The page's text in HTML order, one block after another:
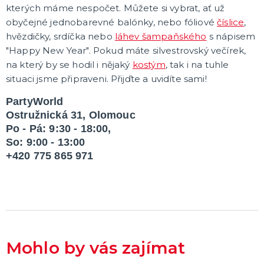
kterých máme nespočet. Můžete si vybrat, ať už
obyčejné jednobarevné balónky, nebo fóliovéčíslice,
hvězdičky, srdíčka nebo láhev šampaňského s nápisem
"Happy New Year". Pokud máte silvestrovský večírek,
na který by se hodil i nějaký kostým, tak i na tuhle
situaci jsme připraveni. Přijďte a uvidíte sami!
PartyWorld
Ostružnická 31, Olomouc
Po - Pá: 9:30 - 18:00,
So: 9:00 - 13:00
+420 775 865 971
Mohlo by vás zajímat